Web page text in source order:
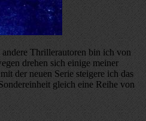
Thrillerautoren bin ich von
drehen sich einige meiner
der neuen Serie steigere ich das
gleich eine Reihe von